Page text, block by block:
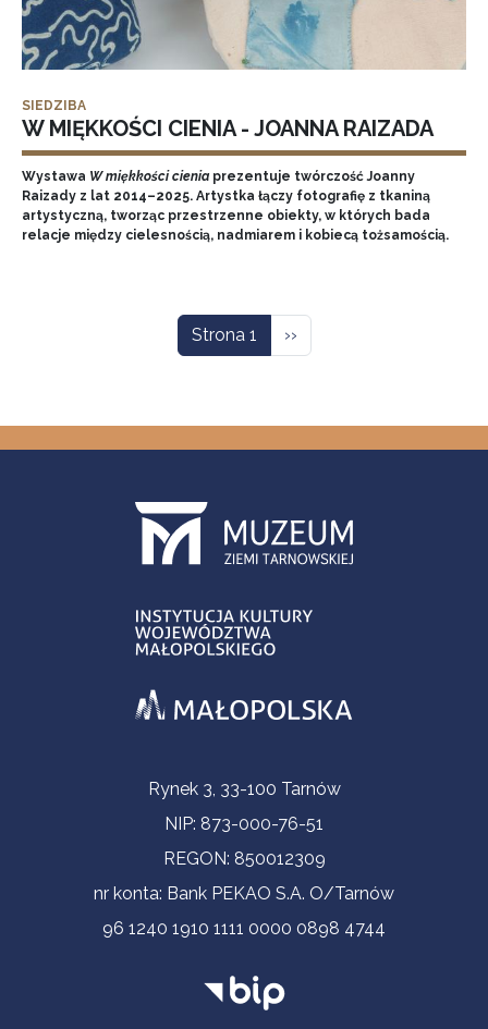
SIEDZIBA
W MIĘKKOŚCI CIENIA - JOANNA RAIZADA
Wystawa W miękkości cieniaprezentuje twórczość Joanny
Raizady z lat 2014–2025. Artystka łączy fotografię z tkaniną
artystyczną, tworząc przestrzenne obiekty, w których bada
relacje między cielesnością, nadmiarem i kobiecą tożsamością.
Strona 1 Następna strona
››
Informacje kontaktoweRynek 3, 33-100 Tarnów
NIP: 873-000-76-51
REGON: 850012309
nr konta: Bank PEKAO S.A. O/Tarnów
96 1240 1910 1111 0000 0898 4744